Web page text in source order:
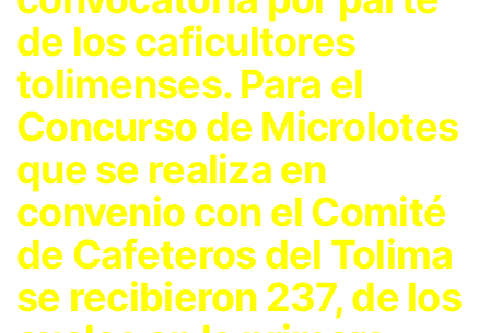
de los caficultores
tolimenses. Para el
Concurso de Microlotes
que se realiza en
convenio con el Comité
de Cafeteros del Tolima
se recibieron 237, de los